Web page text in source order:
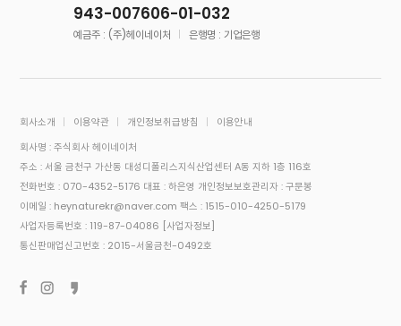
943-007606-01-032
예금주 : (주)헤이네이처 은행명 : 기업은행
회사소개 이용약관 개인정보취급방침
이용안내
회사명 : 주식회사 헤이네이처
주소 : 서울 금천구 가산동 대성디폴리스지식산업센터 A동 지하 1층 116호
전화번호 : 070-4352-5176 대표 : 하은영 개인정보보호관리자 : 구문봉
이메일 : heynaturekr@naver.com 팩스 : 1515-010-4250-5179
사업자등록번호 : 119-87-04086 [사업자정보]
통신판매업신고번호 : 2015-서울금천-0492호